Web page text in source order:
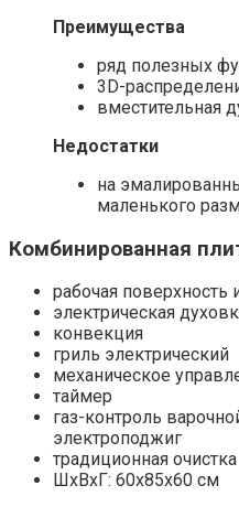
Преимущества
ряд полезных
3D-
вместительная
Недостатки
на
маленького
Комбинированная
рабочая поверхность
электрическая
конвекция
гриль электрический
механическое
таймер
газ-контроль
электроподжиг
традиционная очистка
ШхВхГ: 60х85х60 см